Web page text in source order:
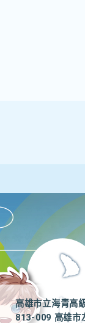
高雄市立海青高
813-009 高雄市